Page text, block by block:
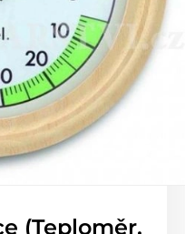
(Teploměr,